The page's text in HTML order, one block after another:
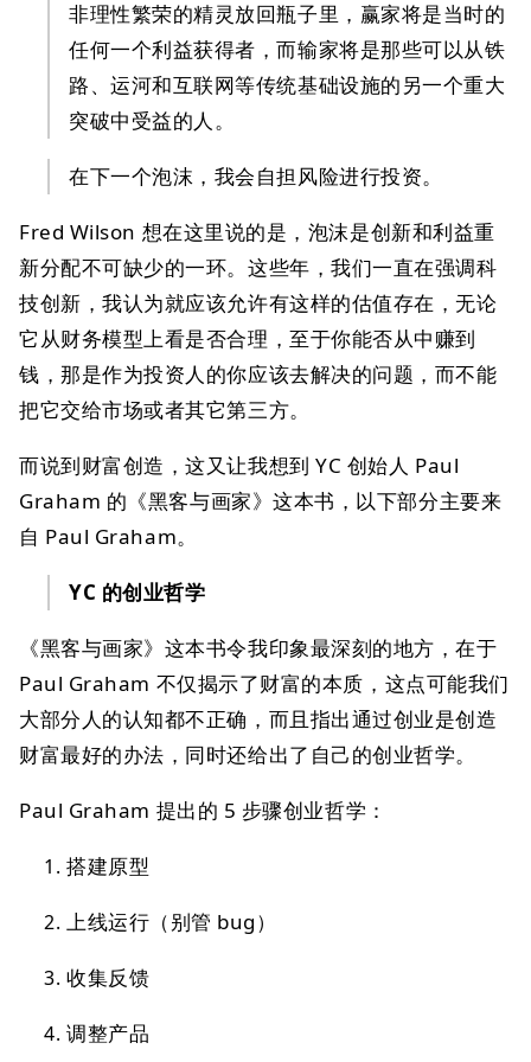
非理性繁荣的精灵放回瓶子里，赢家将是当时的
任何一个利益获得者，而输家将是那些可以从铁
路、运河和互联网等传统基础设施的另一个重大
突破中受益的人。
在下一个泡沫，我会自担风险进行投资。
Fred Wilson 想在这里说的是，泡沫是创新和利益重
新分配不可缺少的一环。这些年，我们一直在强调科
技创新，我认为就应该允许有这样的估值存在，无论
它从财务模型上看是否合理，至于你能否从中赚到
钱，那是作为投资人的你应该去解决的问题，而不能
把它交给市场或者其它第三方。
而说到财富创造，这又让我想到 YC 创始人 Paul
Graham 的《黑客与画家》这本书，以下部分主要来
自 Paul Graham。
YC 的创业哲学
《黑客与画家》这本书令我印象最深刻的地方，在于
Paul Graham 不仅揭示了财富的本质，这点可能我们
大部分人的认知都不正确，而且指出通过创业是创造
财富最好的办法，同时还给出了自己的创业哲学。
Paul Graham 提出的 5 步骤创业哲学：
搭建原型
上线运行（别管 bug）
收集反馈
调整产品